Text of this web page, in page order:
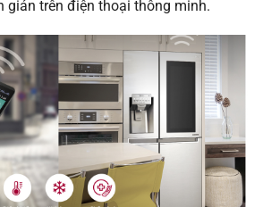
giản trên điện thoại thông minh.